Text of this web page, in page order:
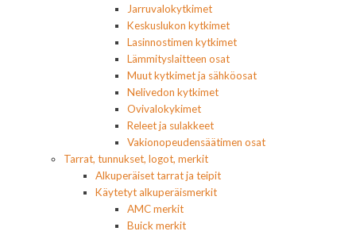
Jarruvalokytkimet
Keskuslukon kytkimet
Lasinnostimen kytkimet
Lämmityslaitteen osat
Muut kytkimet ja sähköosat
Nelivedon kytkimet
Ovivalokykimet
Releet ja sulakkeet
Vakionopeudensäätimen osat
Tarrat, tunnukset, logot, merkit
Alkuperäiset tarrat ja teipit
Käytetyt alkuperäismerkit
AMC merkit
Buick merkit